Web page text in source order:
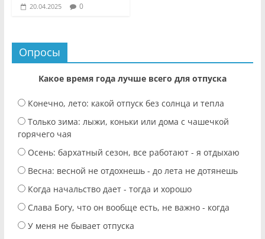
20.04.2025 0
Опросы
Какое время года лучше всего для отпуска
Конечно, лето: какой отпуск без солнца и тепла
Только зима: лыжи, коньки или дома с чашечкой
горячего чая
Осень: бархатный сезон, все работают - я отдыхаю
Весна: весной не отдохнешь - до лета не дотянешь
Когда начальство дает - тогда и хорошо
Слава Богу, что он вообще есть, не важно - когда
У меня не бывает отпуска